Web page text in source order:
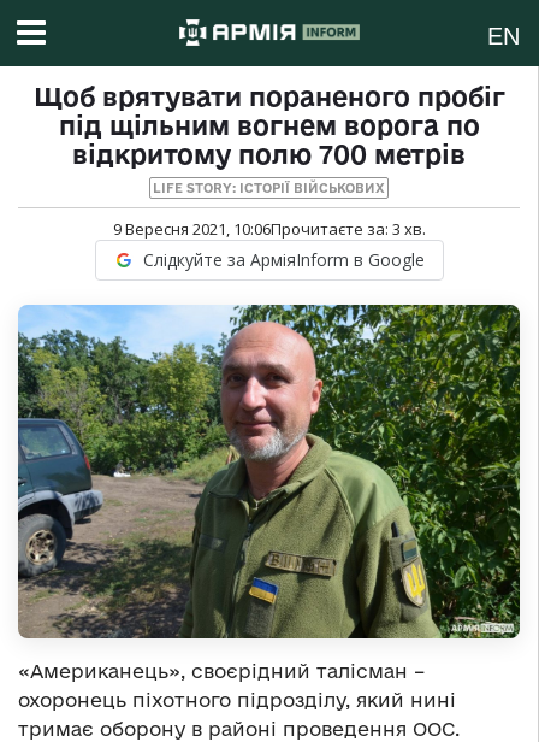
EN
Щоб врятувати пораненого пробіг
під щільним вогнем ворога по
відкритому полю 700 метрів
LIFE STORY: ІСТОРІЇ ВІЙСЬКОВИХ
9 Вересня 2021, 10:06Прочитаєте за: 3 хв.
Слідкуйте за АрміяInform в Google
«Американець», своєрідний талісман –
охоронець піхотного підрозділу, який нині
тримає оборону в районі проведення ООС.